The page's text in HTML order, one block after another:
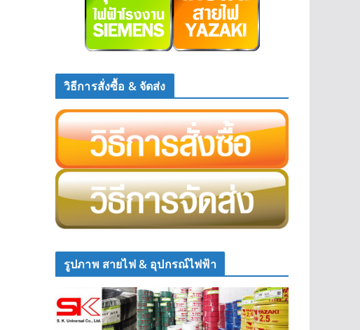
วิธีการสั่งซื้อ & จัดส่ง
รูปภาพ สายไฟ & อุปกรณ์ไฟฟ้า